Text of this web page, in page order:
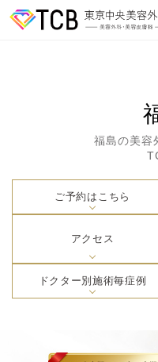
福島の美容
ご予約はこちら
アクセス
ドクター別施術毎症例